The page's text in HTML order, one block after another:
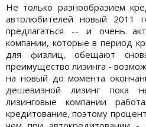
Не только разнообразием
автолюбителей новый 2011
предлагаться -- и очень
компании, которые в период
для физлиц, обещают
преимущество лизинга -
на новый до момента
дешевизной лизинг пока
лизинговые компании
кредитование, поэтому